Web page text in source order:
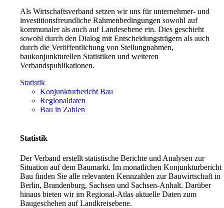
Als Wirtschaftsverband setzen wir uns für unternehmer- und
investitionsfreundliche Rahmenbedingungen sowohl auf
kommunaler als auch auf Landesebene ein. Dies geschieht
sowohl durch den Dialog mit Entscheidungsträgern als auch
durch die Veröffentlichung von Stellungnahmen,
baukonjunkturellen Statistiken und weiteren
Verbandspublikationen.
Statistik
Konjunkturbericht Bau
Regionaldaten
Bau in Zahlen
Statistik
Der Verband erstellt statistische Berichte und Analysen zur
Situation auf dem Baumarkt. Im monatlichen Konjunkturbericht
Bau finden Sie alle relevanten Kennzahlen zur Bauwirtschaft in
Berlin, Brandenburg, Sachsen und Sachsen-Anhalt. Darüber
hinaus bieten wir im Regional-Atlas aktuelle Daten zum
Baugeschehen auf Landkreisebene.